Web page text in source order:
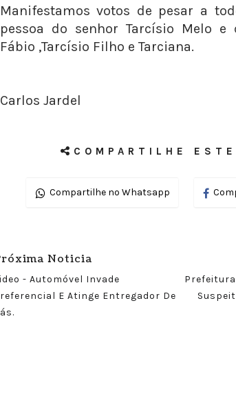
Manifestamos votos de pesar a
pessoa do senhor Tarcísio Melo e
Fábio ,Tarcísio Filho e Tarciana.
Carlos Jardel
COMPARTILHE
Compartilhe no Whatsapp
Noticia
- Automóvel Invade
E Atinge Entregador De